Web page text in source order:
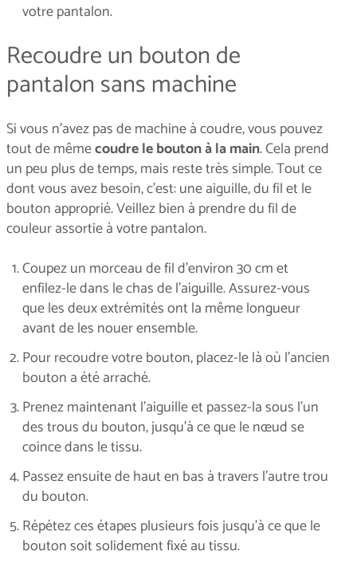
votre pantalon.
Recoudre un bouton de
pantalon sans machine
Si vous n’avez pas de machine à coudre, vous pouvez
tout de mêmecoudre le bouton à la main. Cela prend
un peu plus de temps, mais reste très simple. Tout ce
dont vous avez besoin, c'est: une aiguille, du fil et le
bouton approprié. Veillez bien à prendre du fil de
couleur assortie à votre pantalon.
Coupez un morceau de fil d’environ 30 cm et
enfilez-le dans le chas de l’aiguille. Assurez-vous
que les deux extrémités ont la même longueur
avant de les nouer ensemble.
Pour recoudre votre bouton, placez-le là où l’ancien
bouton a été arraché.
Prenez maintenant l’aiguille et passez-la sous l’un
des trous du bouton, jusqu’à ce que le nœud se
coince dans le tissu.
Passez ensuite de haut en bas à travers l’autre trou
du bouton.
Répétez ces étapes plusieurs fois jusqu’à ce que le
bouton soit solidement fixé au tissu.